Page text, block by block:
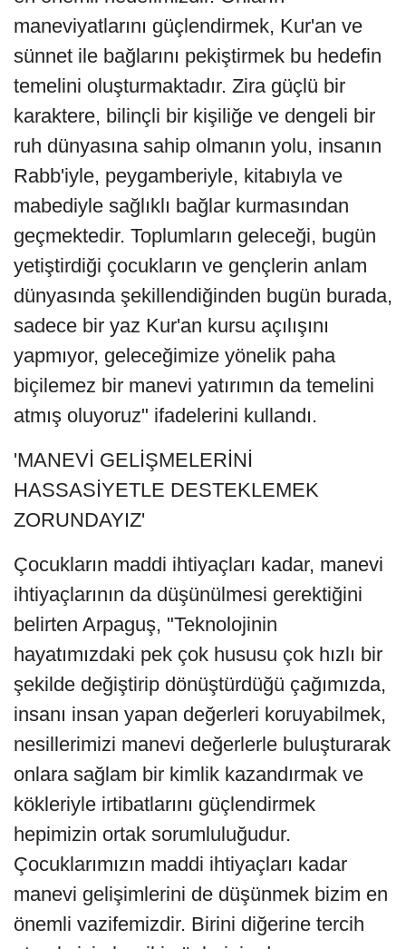
maneviyatlarını güçlendirmek, Kur'an ve
sünnet ile bağlarını pekiştirmek bu hedefin
temelini oluşturmaktadır. Zira güçlü bir
karaktere, bilinçli bir kişiliğe ve dengeli bir
ruh dünyasına sahip olmanın yolu, insanın
Rabb'iyle, peygamberiyle, kitabıyla ve
mabediyle sağlıklı bağlar kurmasından
geçmektedir. Toplumların geleceği, bugün
yetiştirdiği çocukların ve gençlerin anlam
dünyasında şekillendiğinden bugün burada,
sadece bir yaz Kur'an kursu açılışını
yapmıyor, geleceğimize yönelik paha
biçilemez bir manevi yatırımın da temelini
atmış oluyoruz" ifadelerini kullandı.
'MANEVİ GELİŞMELERİNİ
HASSASİYETLE DESTEKLEMEK
ZORUNDAYIZ'
Çocukların maddi ihtiyaçları kadar, manevi
ihtiyaçlarının da düşünülmesi gerektiğini
belirten Arpaguş, "Teknolojinin
hayatımızdaki pek çok hususu çok hızlı bir
şekilde değiştirip dönüştürdüğü çağımızda,
insanı insan yapan değerleri koruyabilmek,
nesillerimizi manevi değerlerle buluşturarak
onlara sağlam bir kimlik kazandırmak ve
kökleriyle irtibatlarını güçlendirmek
hepimizin ortak sorumluluğudur.
Çocuklarımızın maddi ihtiyaçları kadar
manevi gelişimlerini de düşünmek bizim en
önemli vazifemizdir. Birini diğerine tercih